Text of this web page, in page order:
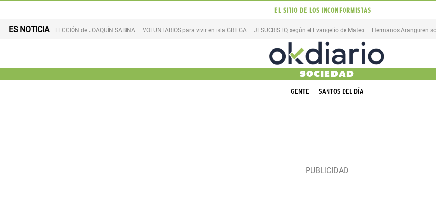
EL SITIO DE LOS INCONFORMISTAS
ES NOTICIA LECCIÓN de JOAQUÍN SABINA VOLUNTARIOS para vivir en isla GRIEGA JESUCRISTO, según el Evangelio de Mateo Hermanos Aranguren
SOCIEDAD
GENTE SANTOS DEL DÍA